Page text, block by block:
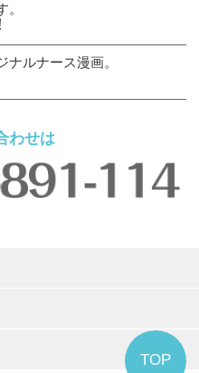
ルナース漫画。
TOP
わせは